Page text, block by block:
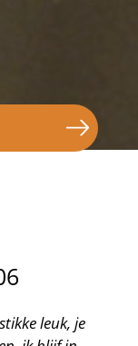
leuk, je